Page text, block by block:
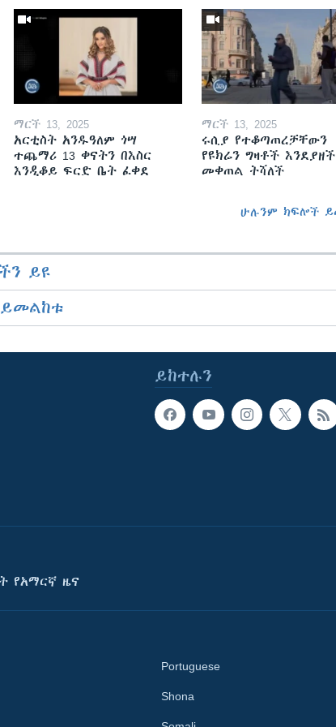
ማርች 13, 2025
አርቲስት አንዱዓለም ጎሣ
ተጨማሪ 13 ቀናትን በእስር
እንዲቆይ ፍርድ ቤት ፈቀደ
ማርች 13, 2025
ሩሲያ የተቆጣጠረቻቸውን
የዩክሬን ግዛቶች እንደያዘች
መቀጠል ትሻለች
ሁሉንም ክፍሎች
ይዩ
ይከተሉን
የአማርኛ ዜና
Portuguese
Shona